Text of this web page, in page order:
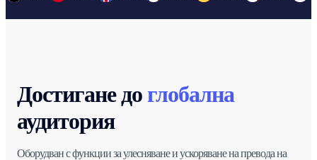
Достигане доглобална
аудитория
Оборудван с функции за улесняване и ускоряване на превода на